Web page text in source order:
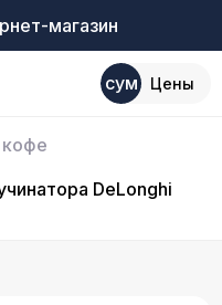
магазин
сум Цены
DeLonghi